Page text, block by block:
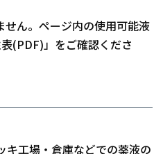
せん。ページ内の使用可能液
(PDF)」をご確認くださ
キ工場・倉庫などでの薬液の